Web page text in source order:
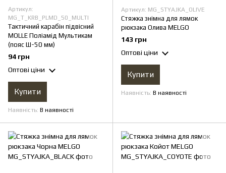
Артикул:
MG_T_KRB_PLMD_50_MULTI
Тактичний карабін підвісний
MOLLE Поліамід Мультикам
(пояс Ш-50 мм)
94 грн
Оптові ціни
Купити
Наявність В наявності
Артикул: MG_STYAJKA_OLIVE
Стяжка знімна для лямок
рюкзака Олива MELGO
143 грн
Оптові ціни
Купити
Наявність В наявності